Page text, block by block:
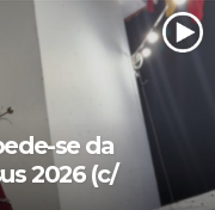
se da
2026 (c/